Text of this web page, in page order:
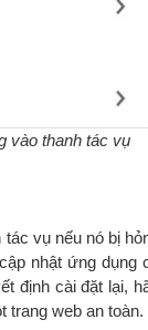
thanh tác vụ
tác vụ nếu nó bị
nhật ứng dụng
định cài đặt lại,
trang web an toàn.